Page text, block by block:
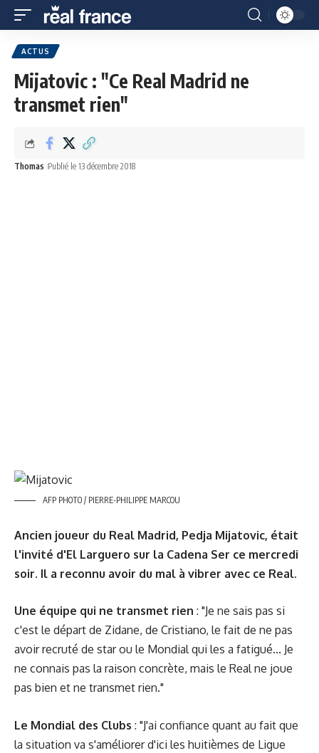
ACTUS
Mijatovic : "Ce Real Madrid ne
transmet rien"
Thomas Publié le 13 décembre 2018
AFP PHOTO / PIERRE-PHILIPPE MARCOU
Ancien joueur du Real Madrid, Pedja Mijatovic, était
l'invité d'El Larguero sur la Cadena Ser ce mercredi
soir. Il a reconnu avoir du mal à vibrer avec ce Real.
Une équipe qui ne transmet rien : "Je ne sais pas si
c'est le départ de Zidane, de Cristiano, le fait de ne pas
avoir recruté de star ou le Mondial qui les a fatigué... Je
ne connais pas la raison concrète, mais le Real ne joue
pas bien et ne transmet rien."
Le Mondial des Clubs : "J'ai confiance quant au fait que
la situation va s'améliorer d'ici les huitièmes de Ligue